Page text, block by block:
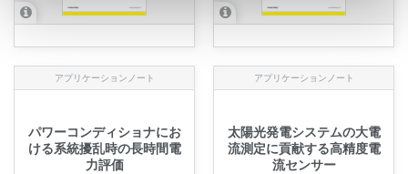
アプリケーションノート
パワーコンディショナにお
ける系統擾乱時の長時間電
力評価
アプリケーションノート
太陽光発電システムの大電
流測定に貢献する高精度電
流センサー